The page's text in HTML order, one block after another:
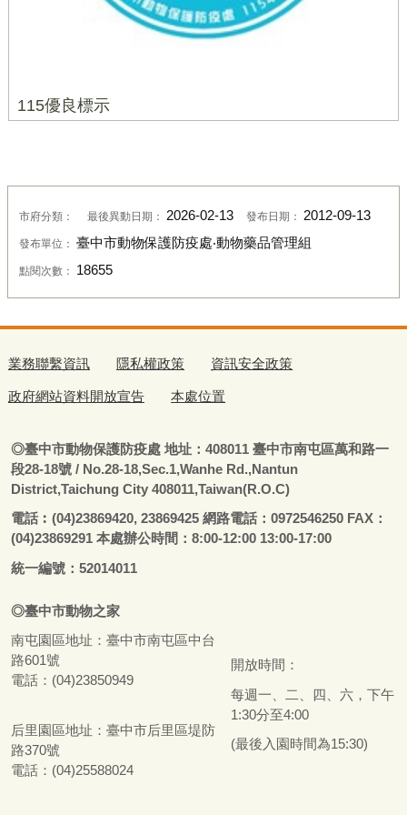
115優良標示
市府分類： 最後異動日期： 2026-02-13 發布日期： 2012-09-13
發布單位： 臺中市動物保護防疫處‧動物藥品管理組
點閱次數： 18655
業務聯繫資訊 隱私權政策 資訊安全政策
政府網站資料開放宣告 本處位置
◎臺中市動物保護防疫處地址：408011 臺中市南屯區萬和路一
段28-18號 / No.28-18,Sec.1,Wanhe Rd.,Nantun
District,Taichung City 408011,Taiwan(R.O.C)
電話︰ (04)23869420, 23869425 網路電話：0972546250 FAX：
(04)23869291 本處辦公時間：8:00-12:00 13:00-17:00
統一編號：52014011
◎臺中市動物之家
南屯園區地址： 臺中市南屯區中台
路601號
電話：(04)23850949
后里園區地址： 臺中市后里區堤防
路370號
電話：(04)25588024
開放時間：
每週一、二、四、六，下午
1:30分至4:00
(最後入園時間為15:30)